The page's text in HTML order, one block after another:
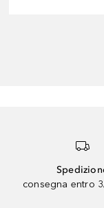
consegna entro